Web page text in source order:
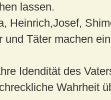
lassen.
Heinrich,Josef,
und Täter machen
Idendität des
Wahrheit